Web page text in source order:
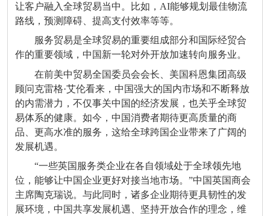
让客户融入全球贸易当中。比如，AI能够规划最佳物流
路线，预测障碍、提高支付效率等等。
服务贸易是全球贸易的重要组成部分和国际经贸合
作的重要领域，中国新一轮对外开放加速转向服务业。
在前美中贸易全国委员会会长、美国科恩集团高级
顾问克雷格·艾伦看来，中国强大的国内市场和不断释放
的内需潜力，不仅事关中国的经济发展，也关乎全球贸
易体系的健康。如今，中国消费者期待更高质量的商
品、更高水准的服务，这给全球跨国企业带来了广阔的
发展机遇。
“一些英国服务类企业在各自领域处于全球领先地
位，能够让中国企业更好对接当地市场。”中国英国商会
主席陶克瑞说。与此同时，诸多企业期待更具韧性的发
展环境，中国共享发展机遇、坚持开放合作的理念，维